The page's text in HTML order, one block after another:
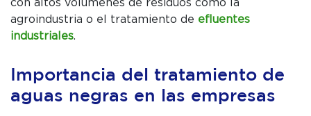
con altos volúmenes de residuos como la
agroindustria o el tratamiento de efluentes
industriales.
Importancia del tratamiento de
aguas negras en las empresas